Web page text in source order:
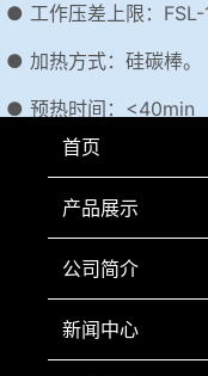
● 工作压差上限：FSL-
● 加热方式：硅碳棒。
● 预热时间：<40min
● 电源电压：
● 外形尺寸：
上一页
首页
产品展示
公司简介
新闻中心